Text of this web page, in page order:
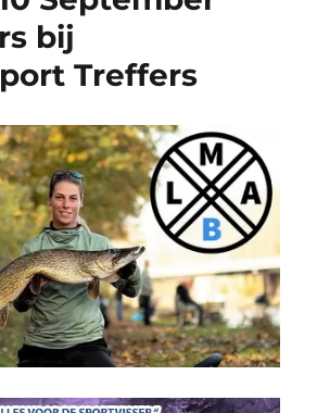
bij
Treffers